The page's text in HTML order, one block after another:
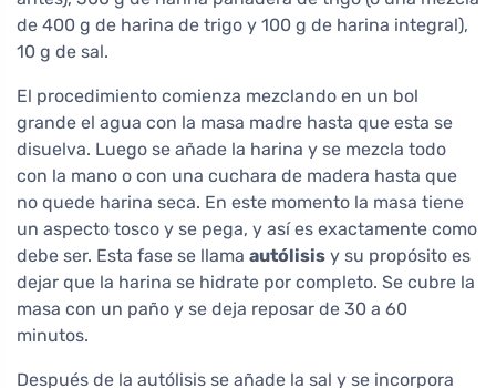
de 400 g de harina de trigo y 100 g de harina integral),
10 g de sal.
El procedimiento comienza mezclando en un bol
grande el agua con la masa madre hasta que esta se
disuelva. Luego se añade la harina y se mezcla todo
con la mano o con una cuchara de madera hasta que
no quede harina seca. En este momento la masa tiene
un aspecto tosco y se pega, y así es exactamente como
debe ser. Esta fase se llama autólisis y su propósito es
dejar que la harina se hidrate por completo. Se cubre la
masa con un paño y se deja reposar de 30 a 60
minutos.
Después de la autólisis se añade la sal y se incorpora